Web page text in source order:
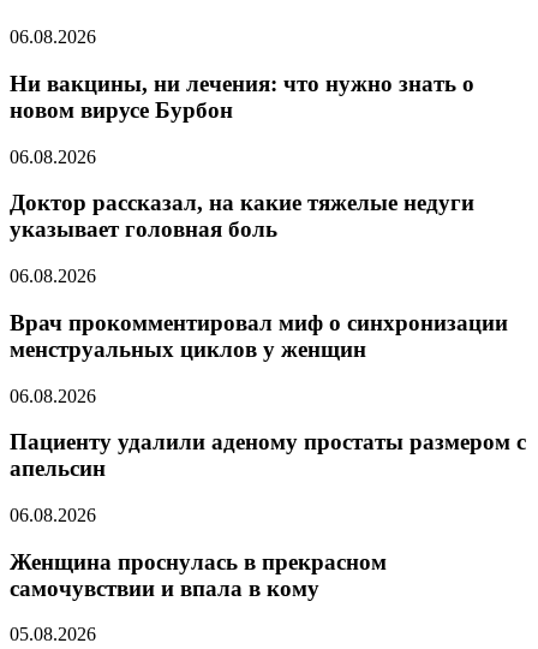
06.08.2026
Ни вакцины, ни лечения: что нужно знать о
новом вирусе Бурбон
06.08.2026
Доктор рассказал, на какие тяжелые недуги
указывает головная боль
06.08.2026
Врач прокомментировал миф о синхронизации
менструальных циклов у женщин
06.08.2026
Пациенту удалили аденому простаты размером с
апельсин
06.08.2026
Женщина проснулась в прекрасном
самочувствии и впала в кому
05.08.2026